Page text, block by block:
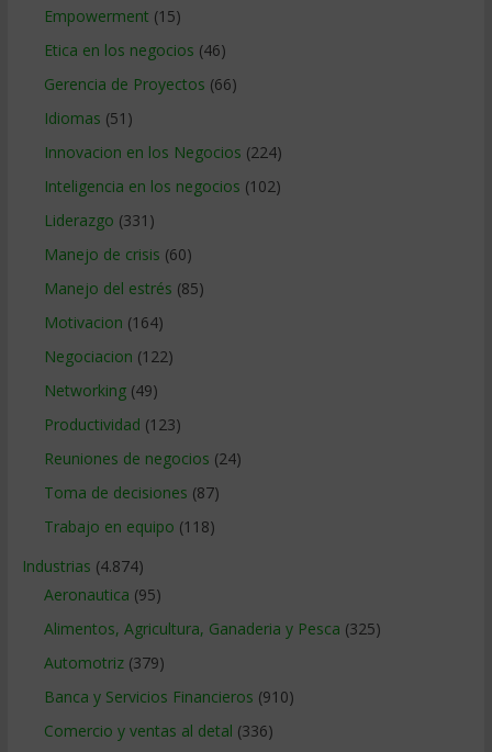
Empowerment (15)
Etica en los negocios (46)
Gerencia de Proyectos (66)
Idiomas (51)
Innovacion en los Negocios (224)
Inteligencia en los negocios (102)
Liderazgo (331)
Manejo de crisis (60)
Manejo del estrés (85)
Motivacion (164)
Negociacion (122)
Networking(49)
Productividad (123)
Reuniones de negocios (24)
Toma de decisiones (87)
Trabajo en equipo (118)
Industrias (4.874)
Aeronautica (95)
Alimentos, Agricultura, Ganaderia y Pesca (325)
Automotriz(379)
Banca y Servicios Financieros (910)
Comercio y ventas al detal (336)